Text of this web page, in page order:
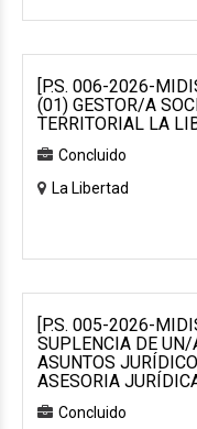
[P.S. 006-2026-
(01) GESTOR/A
TERRITORIAL LA
Concluido
La Libertad
[P.S. 005-2026-
SUPLENCIA DE
ASUNTOS
ASESORIA
Concluido